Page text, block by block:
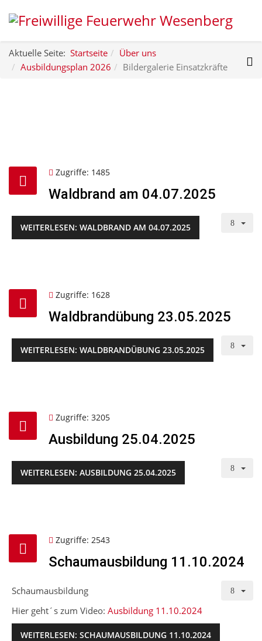
Aktuelle Seite: Startseite
Über uns
Ausbildungsplan 2026
Bildergalerie Einsatzkräfte
Zugriffe: 1485
Waldbrand am 04.07.2025
WEITERLESEN: WALDBRAND AM 04.07.2025
Zugriffe: 1628
Waldbrandübung 23.05.2025
WEITERLESEN: WALDBRANDÜBUNG 23.05.2025
Zugriffe: 3205
Ausbildung 25.04.2025
WEITERLESEN: AUSBILDUNG 25.04.2025
Zugriffe: 2543
Schaumausbildung 11.10.2024
Schaumausbildung
Hier geht´s zum Video: Ausbildung 11.10.2024
WEITERLESEN: SCHAUMAUSBILDUNG 11.10.2024